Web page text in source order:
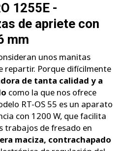
1255E -
de apriete con
mm
unos manitas
repartir. Porque difícilmente
de tanta calidad y a
como la que nos ofrece
RT-OS 55 es un aparato
con 1200 W, que facilita
de fresado en
maciza, contrachapado